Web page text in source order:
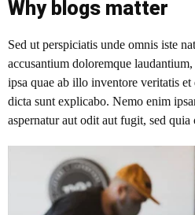
Why blogs matter
Sed ut perspiciatis unde omnis iste
accusantium doloremque
ipsa quae ab illo inventore veritatis et
dicta sunt explicabo. Nemo enim
aspernatur aut odit aut fugit, sed quia